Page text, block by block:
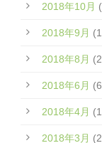
2018年10月
2018年9月
2018年8月
2018年6月
2018年4月
2018年3月